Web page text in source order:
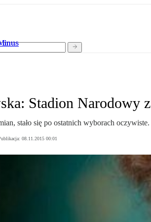
Stadion Narodowy
stało się po ostatnich wyborach
08.11.2015 00:01